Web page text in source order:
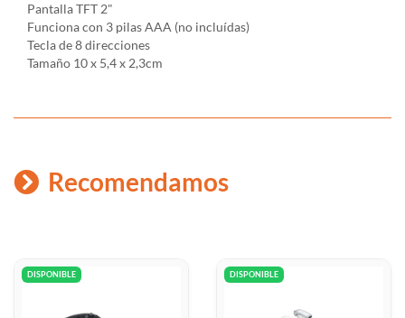
Pantalla TFT 2"
Funciona con 3 pilas AAA (no incluídas)
Tecla de 8 direcciones
Tamaño 10 x 5,4 x 2,3cm
Recomendamos
DISPONIBLE DISPONIBLE